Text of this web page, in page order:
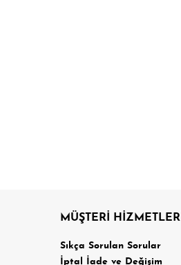
MÜŞTERİ HİZMETLERİ
Sıkça Sorulan Sorular
İptal İade ve Değişim